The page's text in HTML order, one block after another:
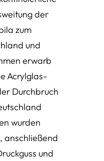
der
zum
und
erwarb
Acrylglas-
Durchbruch
wurden
anschließend
und